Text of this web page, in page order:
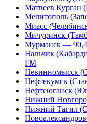
Матвеев Курган
Мелитополь
Миасс
Мичуринск
Мурманск —
Нальчик
FM
Невинномысск
Нефтекумск
Нефтеюганск
Нижний
Нижний Тагил